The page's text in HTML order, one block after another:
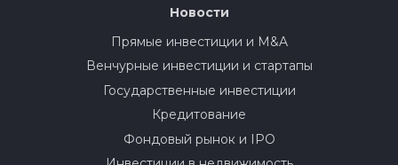
Новости
Прямые инвестиции и M&A
Венчурные инвестиции и стартапы
Государственные инвестиции
Кредитование
Фондовый рынок и IPO